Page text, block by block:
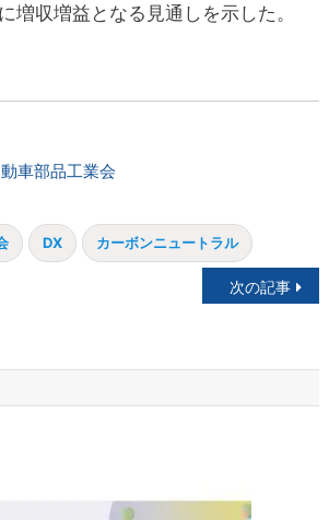
増収増益となる見通しを示した。
車部品工業会
DX カーボンニュートラル
次の記事